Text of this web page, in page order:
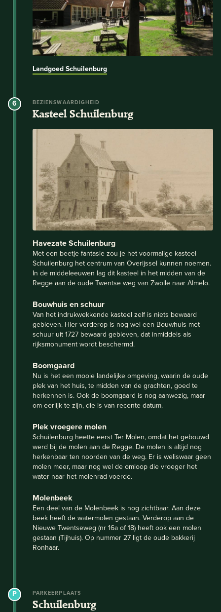
Landgoed Schuilenburg
6 BEZIENSWAARDIGHEID
Kasteel Schuilenburg
Havezate Schuilenburg
Met een beetje fantasie zou je het voormalige kasteel
Schuilenburg het centrum van Overijssel kunnen noemen.
In de middeleeuwen lag dit kasteel in het midden van de
Regge aan de oude Twentse weg van Zwolle naar Almelo.
Bouwhuis en schuur
Van het indrukwekkende kasteel zelf is niets bewaard
gebleven. Hier verderop is nog wel een Bouwhuis met
schuur uit 1727 bewaard gebleven, dat inmiddels als
rijksmonument wordt beschermd.
Boomgaard
Nu is het een mooie landelijke omgeving, waarin de oude
plek van het huis, te midden van de grachten, goed te
herkennen is. Ook de boomgaard is nog aanwezig, maar
om eerlijk te zijn, die is van recente datum.
Plek vroegere molen
Schuilenburg heette eerst Ter Molen, omdat het gebouwd
werd bij de molen aan de Regge. De molen is altijd nog
herkenbaar ten noorden van de weg. Er is weliswaar geen
molen meer, maar nog wel de omloop die vroeger het
water naar het molenrad voerde.
Molenbeek
Een deel van de Molenbeek is nog zichtbaar. Aan deze
beek heeft de watermolen gestaan. Verderop aan de
Nieuwe Twentseweg (nr 16a of 18) heeft ook een molen
gestaan (Tijhuis). Op nummer 27 ligt de oude bakkerij
Ronhaar.
PARKEERPLAATS
Schuilenburg